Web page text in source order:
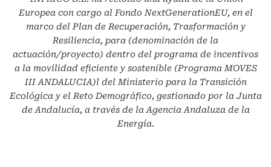
Europea con cargo al Fondo NextGenerationEU, en el
marco del Plan de Recuperación, Trasformación y
Resiliencia, para (denominación de la
actuación/proyecto) dentro del programa de incentivos
a la movilidad eficiente y sostenible (Programa MOVES
III ANDALUCIA)l del Ministerio para la Transición
Ecológica y el Reto Demográfico, gestionado por la Junta
de Andalucía, a través de la Agencia Andaluza de la
Energía.